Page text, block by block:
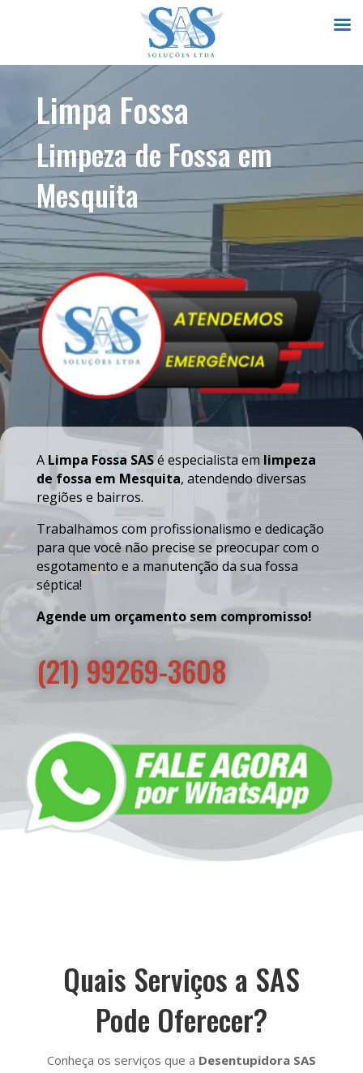
Limpa Fossa
Limpeza de Fossa em
Mesquita
A Limpa Fossa SASé especialista em limpeza
de fossa em Mesquita, atendendo diversas
regiões e bairros.
Trabalhamos com profissionalismo e dedicação
para que você não precise se preocupar com o
esgotamento e a manutenção da sua fossa
séptica!
Agende um orçamento sem compromisso!
(21) 99269-3608
Quais Serviços a SAS
Pode Oferecer?
Conheça os serviços que a Desentupidora SAS